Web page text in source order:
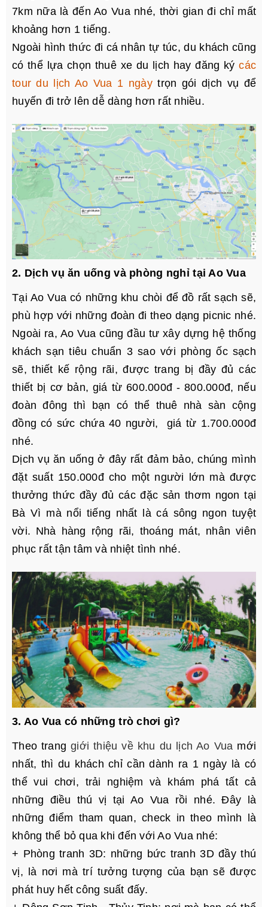
7km nữa là đến Ao Vua nhé, thời gian đi chỉ mất
khoảng hơn 1 tiếng.
Ngoài hình thức đi cá nhân tự túc, du khách cũng
có thể lựa chọn thuê xe du lịch hay đăng kýcác
tour du lịch Ao Vua 1 ngàytrọn gói dịch vụ để
huyến đi trở lên dễ dàng hơn rất nhiều.
2. Dịch vụ ăn uống và phòng nghỉ tại Ao Vua
Tại Ao Vua có những khu chòi để đồ rất sạch sẽ,
phù hợp với những đoàn đi theo dạng picnic nhé.
Ngoài ra, Ao Vua cũng đầu tư xây dựng hệ thống
khách sạn tiêu chuẩn 3 sao với phòng ốc sạch
sẽ, thiết kế rộng rãi, được trang bị đầy đủ các
thiết bị cơ bản, giá từ 600.000đ - 800.000đ, nếu
đoàn đông thì bạn có thể thuê nhà sàn cộng
đồng có sức chứa 40 người, giá từ 1.700.000đ
nhé.
Dịch vụ ăn uống ở đây rất đảm bảo, chúng mình
đặt suất 150.000đ cho một người lớn mà được
thưởng thức đầy đủ các đặc sản thơm ngon tại
Bà Vì mà nổi tiếng nhất là cá sông ngon tuyệt
vời. Nhà hàng rộng rãi, thoáng mát, nhân viên
phục rất tận tâm và nhiệt tình nhé.
3. Ao Vua có những trò chơi gì?
Theo tranggiới thiệu về khu du lịch Ao Vua mới
nhất, thì du khách chỉ cần dành ra 1 ngày là có
thể vui chơi, trải nghiệm và khám phá tất cả
những điều thú vị tại Ao Vua rồi nhé. Đây là
những điểm tham quan, check in theo mình là
không thể bỏ qua khi đến với Ao Vua nhé:
+ Phòng tranh 3D: những bức tranh 3D đầy thú
vị, là nơi mà trí tưởng tượng của bạn sẽ được
phát huy hết công suất đấy.